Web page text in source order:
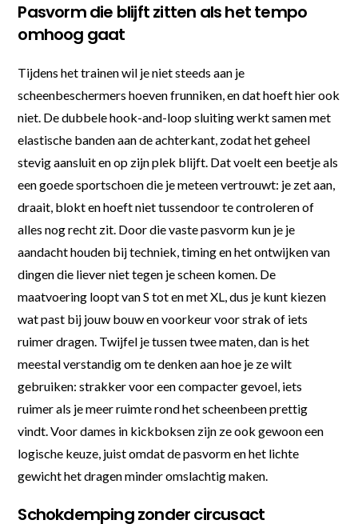
Pasvorm die blijft zitten als het tempo
omhoog gaat
Tijdens het trainen wil je niet steeds aan je
scheenbeschermers hoeven frunniken, en dat hoeft hier ook
niet. De dubbele hook-and-loop sluiting werkt samen met
elastische banden aan de achterkant, zodat het geheel
stevig aansluit en op zijn plek blijft. Dat voelt een beetje als
een goede sportschoen die je meteen vertrouwt: je zet aan,
draait, blokt en hoeft niet tussendoor te controleren of
alles nog recht zit. Door die vaste pasvorm kun je je
aandacht houden bij techniek, timing en het ontwijken van
dingen die liever niet tegen je scheen komen. De
maatvoering loopt van S tot en met XL, dus je kunt kiezen
wat past bij jouw bouw en voorkeur voor strak of iets
ruimer dragen. Twijfel je tussen twee maten, dan is het
meestal verstandig om te denken aan hoe je ze wilt
gebruiken: strakker voor een compacter gevoel, iets
ruimer als je meer ruimte rond het scheenbeen prettig
vindt. Voor dames in kickboksen zijn ze ook gewoon een
logische keuze, juist omdat de pasvorm en het lichte
gewicht het dragen minder omslachtig maken.
Schokdemping zonder circusact